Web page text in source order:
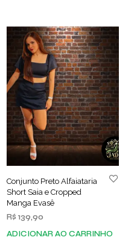
Conjunto Preto Alfaiataria
Short Saia e Cropped
Manga Evasê
R$ 139,90
ADICIONAR AO CARRINHO